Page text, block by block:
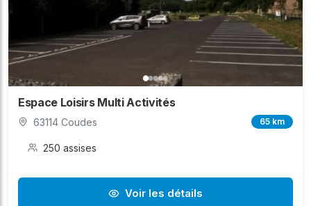
Espace Loisirs Multi Activités
63114 Coudes 65 km
250 assises
Voir les détails